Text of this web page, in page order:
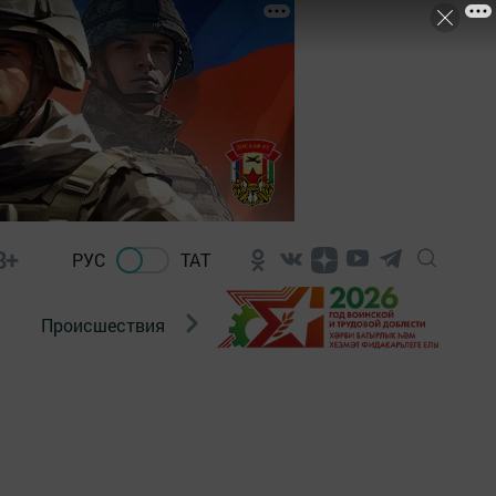
РУС ТАТ
Происшествия Новости Госавтоинспекции